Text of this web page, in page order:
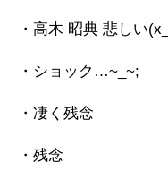
・高木 昭典 悲しい
・ショック…~_~;
・凄く残念
・残念